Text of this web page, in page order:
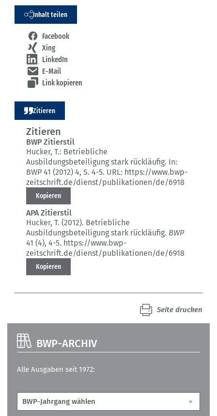
Inhalt teilen
Facebook
Xing
LinkedIn
E-Mail
Link kopieren
Zitieren
Zitieren
BWP Zitierstil
Hucker, T.: Betriebliche
Ausbildungsbeteiligung stark rückläufig. In:
BWP 41 (2012) 4, S. 4-5. URL: https://www.bwp-
zeitschrift.de/dienst/publikationen/de/6918
Kopieren
APA Zitierstil
Hucker, T. (2012). Betriebliche
Ausbildungsbeteiligung stark rückläufig. BWP
41 (4), 4-5. https://www.bwp-
zeitschrift.de/dienst/publikationen/de/6918
Kopieren
Seite drucken
BWP-ARCHIV
Alle Ausgaben seit 1972: